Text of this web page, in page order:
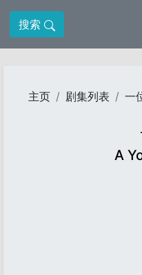
(current)
搜索
主页 剧集列表 一
A